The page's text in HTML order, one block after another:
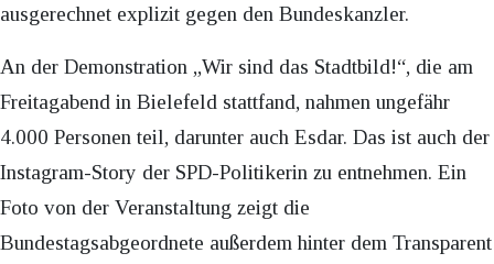
ausgerechnet explizit gegen den Bundeskanzler.
An der Demonstration „Wir sind das Stadtbild!“, die am
Freitagabend in Bielefeld stattfand, nahmen ungefähr
4.000 Personen teil, darunter auch Esdar. Das ist auch der
Instagram-Story der SPD-Politikerin zu entnehmen. Ein
Foto von der Veranstaltung zeigt die
Bundestagsabgeordnete außerdem hinter dem Transparent